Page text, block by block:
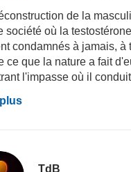
de la
société où la
condamnés à jamais,
ce que la nature a fait
l'impasse où il
TdB